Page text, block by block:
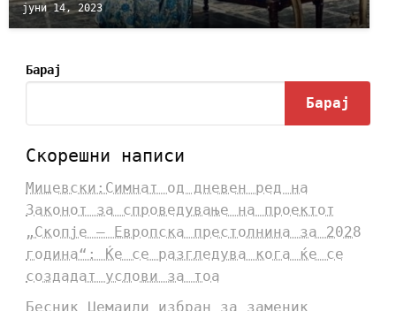
јуни 14, 2023
Барај
Барај
Скорешни написи
Мицевски:Симнат од дневен ред на
Законот за спроведување на проектот
„Скопје – Европска престолнина за 2028
година“: Ќе се разгледува кога ќе се
создадат услови за тоа
Бесник Џемаили избран за заменик